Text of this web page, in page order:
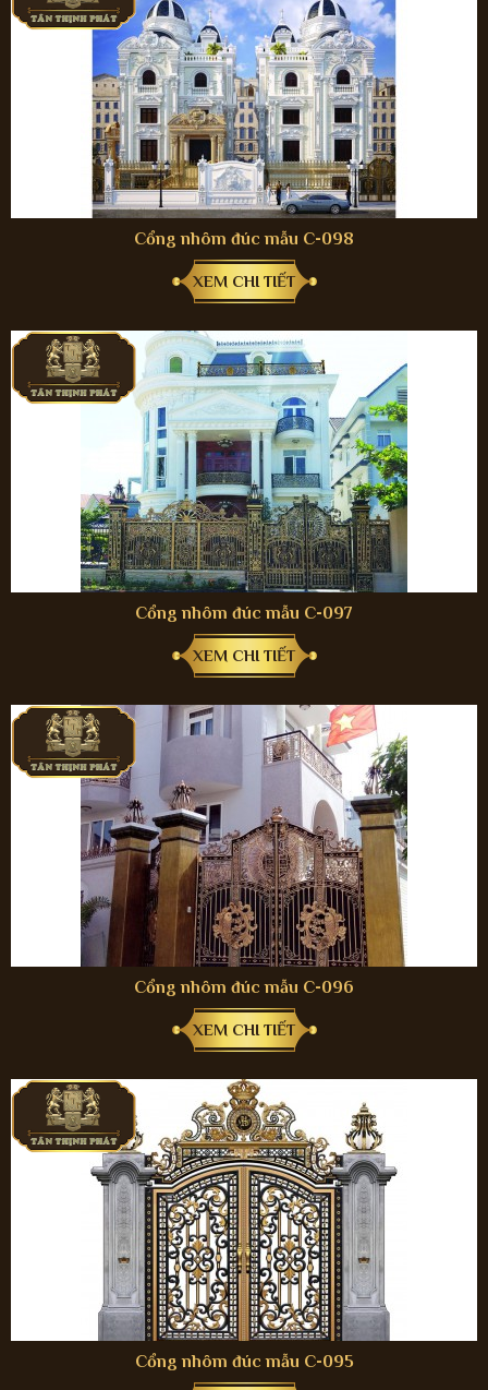
Cổng nhôm đúc mẫu C-098
XEM CHI TIẾT
Cổng nhôm đúc mẫu C-097
XEM CHI TIẾT
Cổng nhôm đúc mẫu C-096
XEM CHI TIẾT
Cổng nhôm đúc mẫu C-095